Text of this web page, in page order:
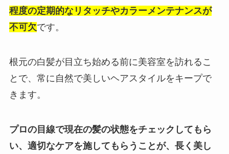
程度の定期的なリタッチやカラーメンテナンスが
不可欠です。
根元の白髪が目立ち始める前に美容室を訪れるこ
とで、常に自然で美しいヘアスタイルをキープで
きます。
プロの目線で現在の髪の状態をチェックしてもら
い、適切なケアを施してもらうことが、長く美し